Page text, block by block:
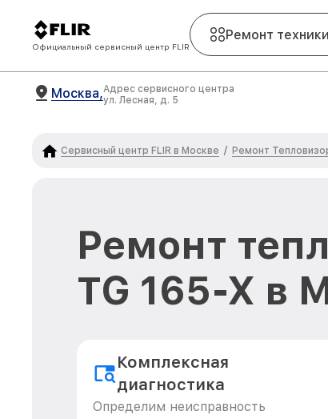
Официальный сервисный центр FLIR
Ремонт техники
Москва,Адрес сервисного центра
ул. Лесная, д. 5
Сервисный центр FLIR в Москве / Ремонт
Ремонт
TG 165-X в
Комплексная
диагностика
Определим неисправность